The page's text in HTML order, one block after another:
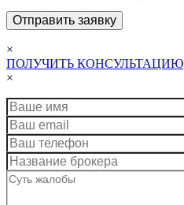
×
ПОЛУЧИТЬ КОНСУЛЬТАЦИЮ
×